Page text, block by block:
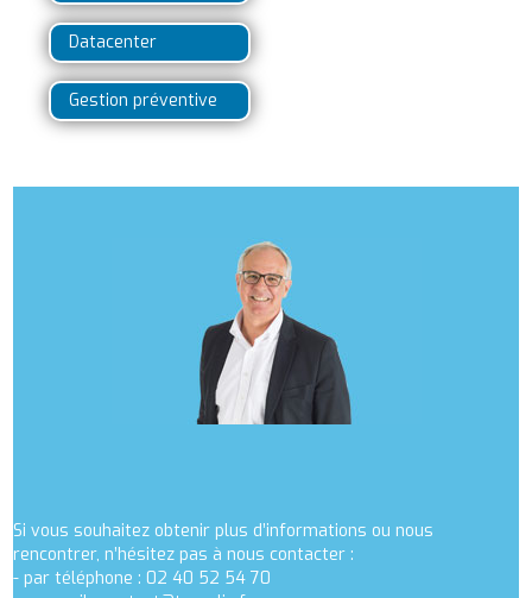
Datacenter
Gestion préventive
Si vous souhaitez obtenir plus d’informations ou nous
rencontrer, n’hésitez pas à nous contacter :
- par téléphone : 02 40 52 54 70